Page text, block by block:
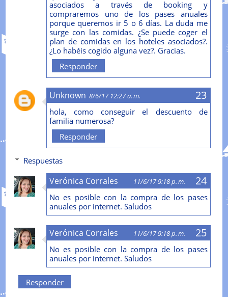
asociados a través de booking y
compraremos uno de los pases anuales
porque queremos ir 5 o 6 días. La duda me
surge con las comidas. ¿Se puede coger el
plan de comidas en los hoteles asociados?.
¿Lo habéis cogido alguna vez?. Gracias.
Responder
Unknown 8/6/17 12:27 a. m.
hola, como conseguir el descuento de
familia numerosa?
Responder
Respuestas
Verónica Corrales 11/6/17 9:18 p. m.
No es posible con la compra de los pases
anuales por internet. Saludos
Verónica Corrales 11/6/17 9:18 p. m.
No es posible con la compra de los pases
anuales por internet. Saludos
Responder